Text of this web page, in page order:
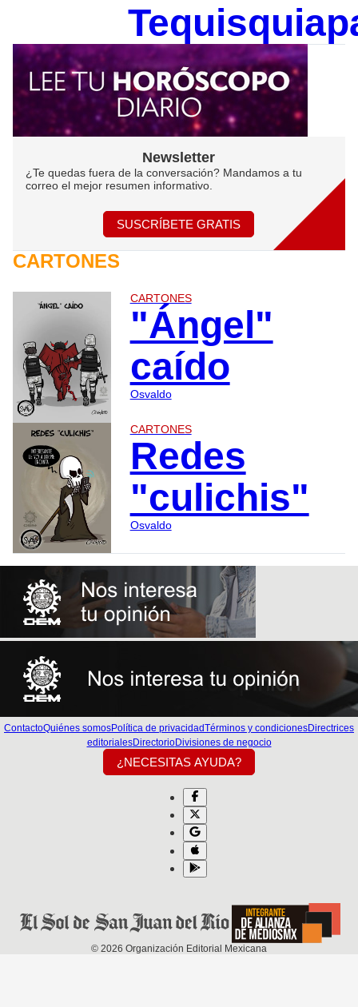
Newsletter
¿Te quedas fuera de la conversación? Mandamos a tu
correo el mejor resumen informativo.
SUSCRÍBETE GRATIS
CARTONES
CARTONES
"Ángel"
caído
Osvaldo
CARTONES
Redes
"culichis"
Osvaldo
ContactoQuiénes somosPolítica de privacidadTérminos y condicionesDirectrices
editorialesDirectorioDivisiones de negocio
¿NECESITAS AYUDA?
© 2026 Organización Editorial Mexicana